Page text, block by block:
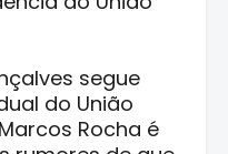
segue
do União
Rocha é